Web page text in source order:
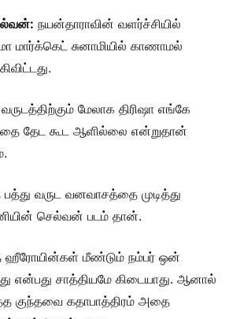
நயன்தாராவின் வளர்ச்சியில்
மார்க்கெட் சுனாமியில் காணாமல்
மேலாக திரிஷா எங்கே
தேட கூட ஆளில்லை என்றுதான்
வருட வனவாசத்தை முடித்து
செல்வன் படம் தான்.
ஹீரோயின்கள் மீண்டும் நம்பர் ஒன்
என்பது சாத்தியமே கிடையாது. ஆனால்
குந்தவை கதாபாத்திரம் அதை